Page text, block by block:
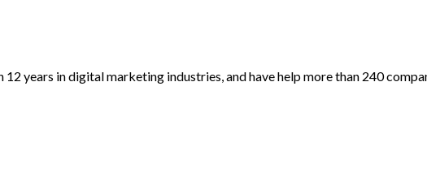
12 years in digital marketing industries, and have help more than 240